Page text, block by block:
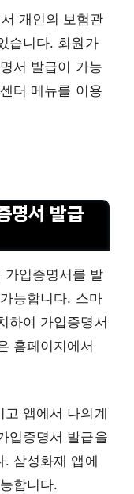
개인의 보험관
습니다. 회원가
서 발급이 가능
터 메뉴를 이용
명서 발급
가입증명서를 발
능합니다. 스마
하여 가입증명서
홈페이지에서
앱에서 나의계
입증명서 발급을
삼성화재 앱에
합니다.